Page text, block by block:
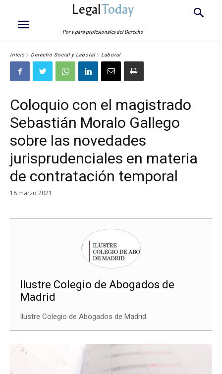
LegalToday
Por y para profesionales del Derecho
Inicio Derecho Social y Laboral Laboral
Coloquio con el magistrado
Sebastián Moralo Gallego
sobre las novedades
jurisprudenciales en materia
de contratación temporal
18 marzo 2021
Ilustre Colegio de Abogados de
Madrid
Ilustre Colegio de Abogados de Madrid